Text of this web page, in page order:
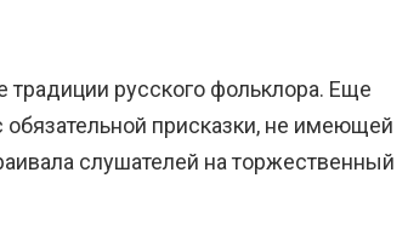
русского фольклора. Еще
присказки, не имеющей
слушателей на торжественный